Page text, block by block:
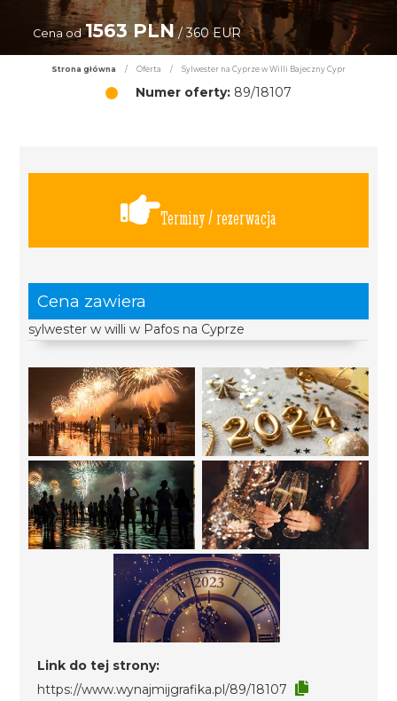
Cena od 1563 PLN/ 360 EUR
Strona główna / Oferta / Sylwester na Cyprze w Willi Bajeczny Cypr
Numer oferty: 89/18107
Terminy / rezerwacja
Cena zawiera
sylwester w willi w Pafos na Cyprze
Link do tej strony:
https://www.wynajmijgrafika.pl/89/18107